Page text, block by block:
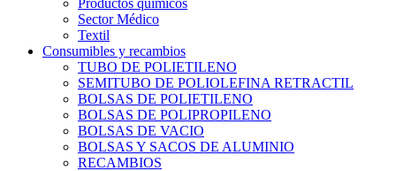
Productos químicos
Sector Médico
Textil
Consumibles y recambios
TUBO DE POLIETILENO
SEMITUBO DE POLIOLEFINA RETRACTIL
BOLSAS DE POLIETILENO
BOLSAS DE POLIPROPILENO
BOLSAS DE VACIO
BOLSAS Y SACOS DE ALUMINIO
RECAMBIOS